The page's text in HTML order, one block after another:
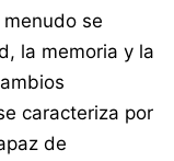
se
la memoria y la
caracteriza por
de